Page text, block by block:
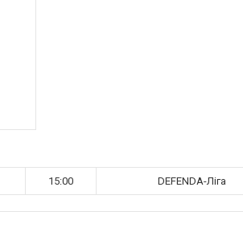
15:00 DEFENDA-Ліга